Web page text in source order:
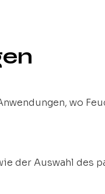
wo
der Auswahl des